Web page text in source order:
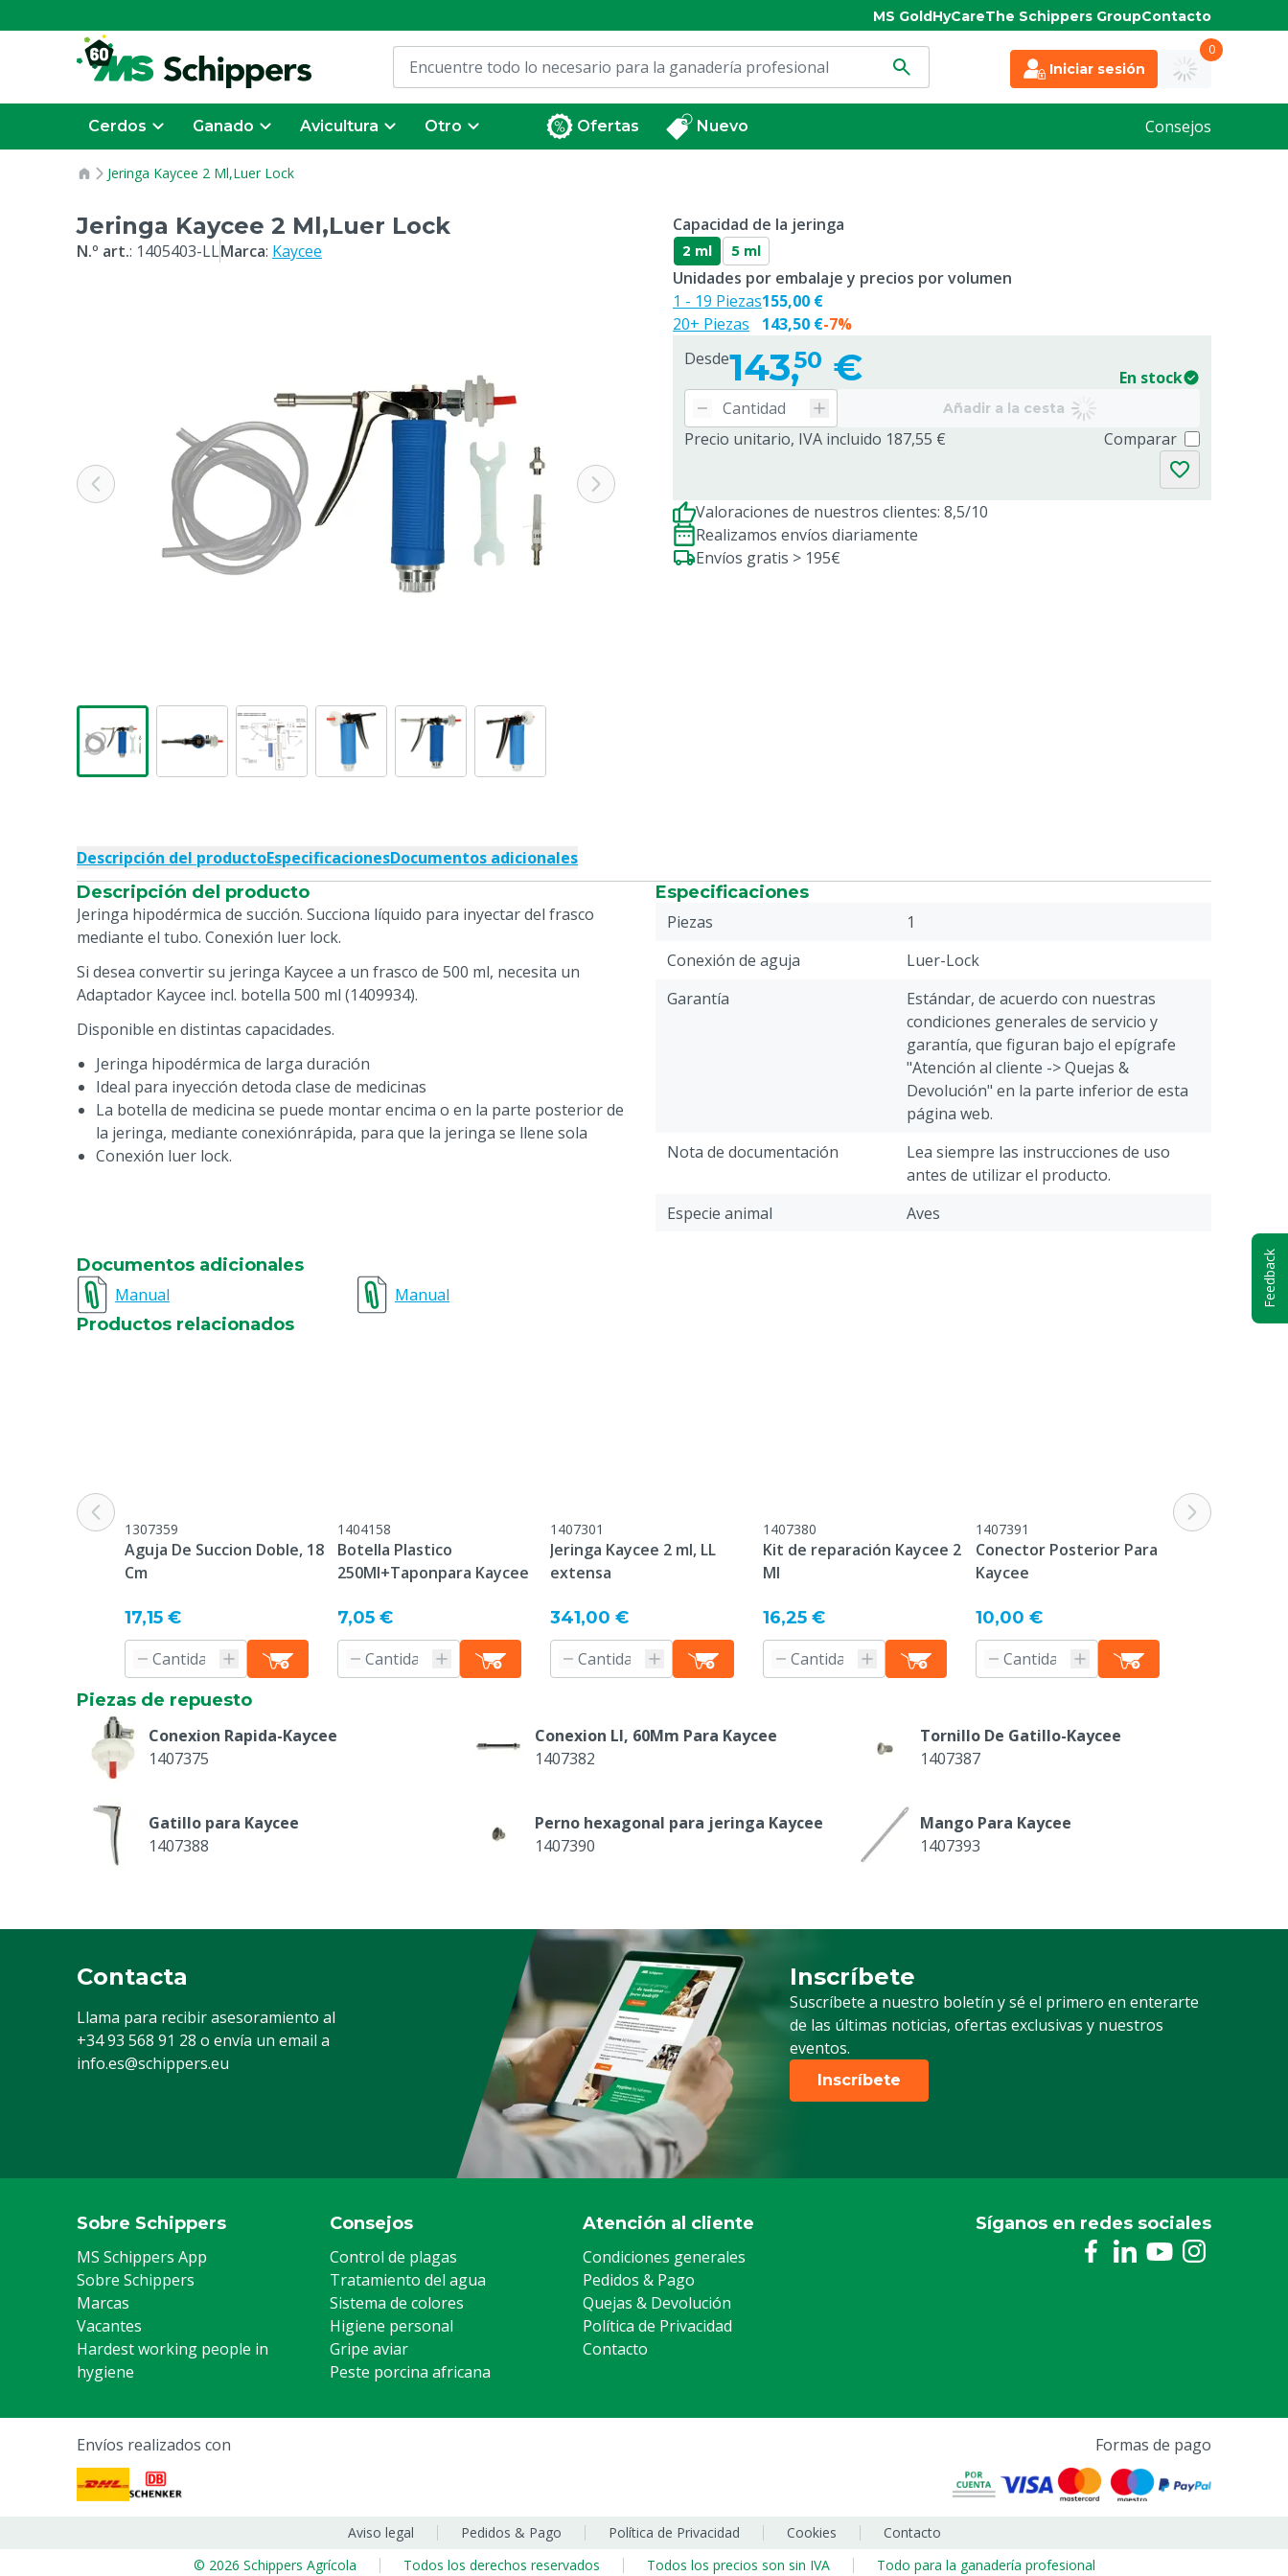
MS GoldHyCareThe Schippers GroupContacto
Iniciar sesión
0
Cerdos Ganado Avicultura Otro Ofertas Nuevo Consejos
Jeringa Kaycee 2 Ml,Luer Lock
Jeringa Kaycee 2 Ml,Luer Lock
N.º art.: 1405403-LLMarca: Kaycee
Capacidad de la jeringa
2 ml 5 ml
Desde143,50 € En stock
Añadir a la cesta
Precio unitario, IVA incluido 187,55 € Comparar
Unidades por embalaje y precios por volumen
1 - 19 Piezas
20+ Piezas
155,00 €
143,50 €-7%
Valoraciones de nuestros clientes: 8,5/10
Realizamos envíos diariamente
Envíos gratis > 195€
Descripción del productoEspecificacionesDocumentos adicionales
Descripción del producto
Jeringa hipodérmica de succión. Succiona líquido para inyectar del frasco
mediante el tubo. Conexión luer lock.
Si desea convertir su jeringa Kaycee a un frasco de 500 ml, necesita un
Adaptador Kaycee incl. botella 500 ml (1409934).
Disponible en distintas capacidades.
Jeringa hipodérmica de larga duración
Ideal para inyección detoda clase de medicinas
La botella de medicina se puede montar encima o en la parte posterior de
la jeringa, mediante conexiónrápida, para que la jeringa se llene sola
Conexión luer lock.
Especificaciones
Piezas
1
Conexión de aguja
Luer-Lock
Garantía
Estándar, de acuerdo con nuestras
condiciones generales de servicio y
garantía, que figuran bajo el epígrafe
"Atención al cliente -> Quejas &
Devolución" en la parte inferior de esta
página web.
Nota de documentación
Lea siempre las instrucciones de uso
antes de utilizar el producto.
Especie animal
Aves
Documentos adicionales
Manual
Manual
Productos relacionados
1307359
Aguja De Succion Doble, 18
Cm
17,15 €
1404158
Botella Plastico
250Ml+Taponpara Kaycee
7,05 €
1407301
Jeringa Kaycee 2 ml, LL
extensa
341,00 €
1407380
Kit de reparación Kaycee 2
Ml
16,25 €
1407391
Conector Posterior Para
Kaycee
10,00 €
1409933
Piezas de repuesto
Conexion Rapida-Kaycee
1407375
Conexion Ll, 60Mm Para Kaycee
1407382
Tornillo De Gatillo-Kaycee
1407387
Gatillo para Kaycee
1407388
Perno hexagonal para jeringa Kaycee
1407390
Mango Para Kaycee
1407393
1407374-2ML
1407389-2ML
1407395-2
1407396-2
Contacta
Llama para recibir asesoramiento al
+34 93 568 91 28 o envía un email a
info.es@schippers.eu
Inscríbete
Suscríbete a nuestro boletín y sé el primero en enterarte
de las últimas noticias, ofertas exclusivas y nuestros
eventos.
Suscripción a nuestro boletín
Inscríbete
Sobre Schippers
MS Schippers App
Sobre Schippers
Marcas
Vacantes
Hardest working people in
hygiene
Consejos
Control de plagas
Tratamiento del agua
Sistema de colores
Higiene personal
Gripe aviar
Peste porcina africana
Atención al cliente
Condiciones generales
Pedidos & Pago
Quejas & Devolución
Política de Privacidad
Contacto
Síganos en redes sociales
Envíos realizados con Formas de pago
Aviso legal Pedidos & Pago Política de Privacidad Cookies
Contacto
© 2026 Schippers Agrícola
Todos los derechos reservados Todos los precios son sin IVA Todo para la ganadería profesional
Feedback